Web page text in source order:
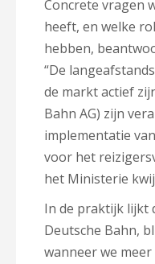
Concrete vragen
heeft, en welke
hebben,
“De
de markt actief
Bahn AG) zijn
implementatie
voor het
het Ministerie
In de praktijk lijkt
Deutsche Bahn,
wanneer we